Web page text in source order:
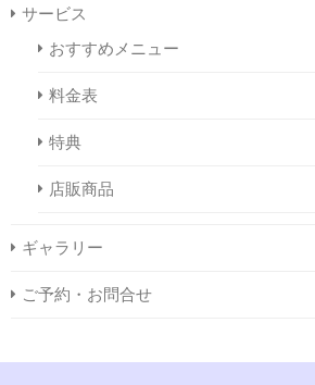
サービス
おすすめメニュー
料金表
特典
店販商品
ギャラリー
ご予約・お問合せ